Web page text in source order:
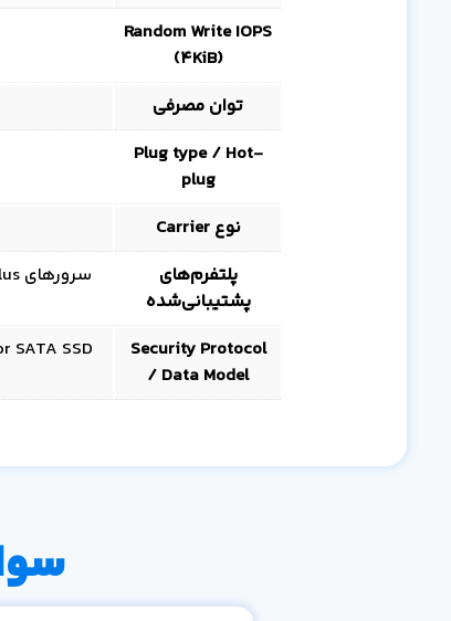
Random Write IOPS
(4KiB)
توان مصرفی
Plug type / Hot-
plug
نوع Carrier
پلتفرم‌های
پشتیبانی‌شده
Security Protocol
/ Data Model